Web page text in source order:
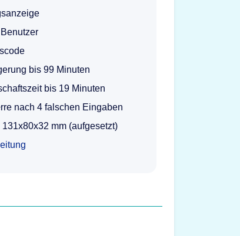
bis 99 Minuten
bis 19 Minuten
nach 4 falschen Eingaben
mm (aufgesetzt)